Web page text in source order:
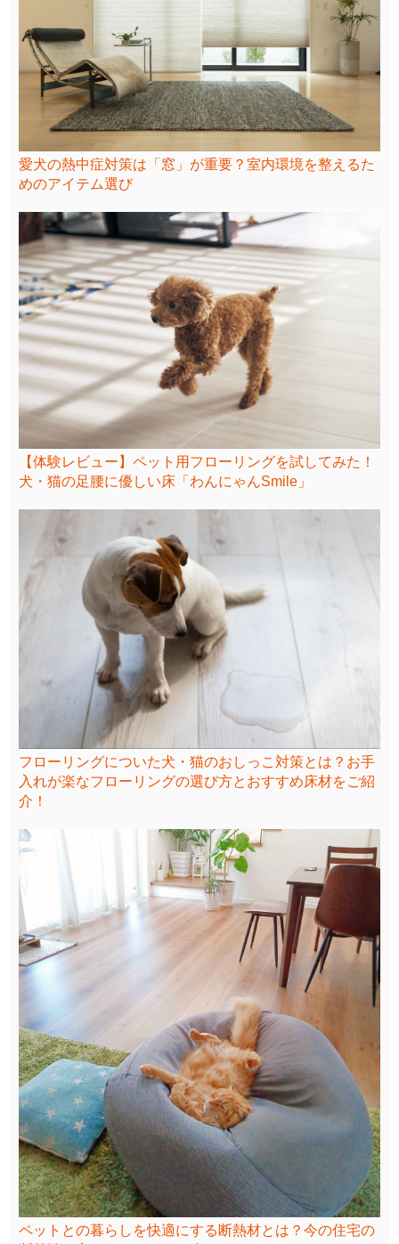
愛犬の熱中症対策は「窓」が重要？室内環境を整えるた
めのアイテム選び
【体験レビュー】ペット用フローリングを試してみた！
犬・猫の足腰に優しい床「わんにゃんSmile」
フローリングについた犬・猫のおしっこ対策とは？お手
入れが楽なフローリングの選び方とおすすめ床材をご紹
介！
ペットとの暮らしを快適にする断熱材とは？今の住宅の